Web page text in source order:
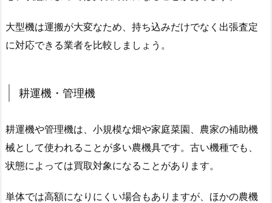
大型機は運搬が大変なため、持ち込みだけでなく出張査定
に対応できる業者を比較しましょう。
耕運機・管理機
耕運機や管理機は、小規模な畑や家庭菜園、農家の補助機
械として使われることが多い農機具です。古い機種でも、
状態によっては買取対象になることがあります。
単体では高額になりにくい場合もありますが、ほかの農機